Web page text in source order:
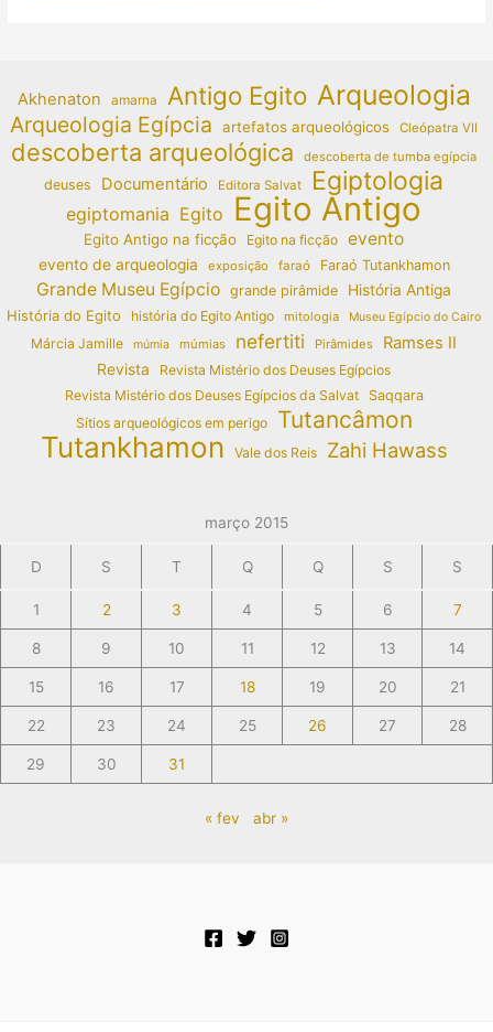
Akhenaton amarna Antigo Egito Arqueologia
Arqueologia Egípcia artefatos arqueológicos Cleópatra VII
descoberta arqueológica descoberta de tumba egípcia
deuses Documentário Editora Salvat Egiptologia
egiptomania Egito Egito Antigo
Egito Antigo na ficção Egito na ficção evento
evento de arqueologia exposição faraó Faraó Tutankhamon
Grande Museu Egípcio grande pirâmide
História Antiga
História do Egito
história do Egito Antigo mitologia Museu Egípcio do Cairo
Márcia Jamille múmia múmias nefertiti Pirâmides Ramses II
Revista
Revista Mistério dos Deuses Egípcios
Revista Mistério dos Deuses Egípcios da Salvat
Saqqara
Sítios arqueológicos em perigo
Tutancâmon
Tutankhamon Vale dos Reis Zahi Hawass
março 2015
D S T Q Q S S
1 2 3 4 5 6 7
8 9 10 11 12 13 14
15 16 17 18 19 20 21
22 23 24 25 26 27 28
29 30 31
« fev abr »